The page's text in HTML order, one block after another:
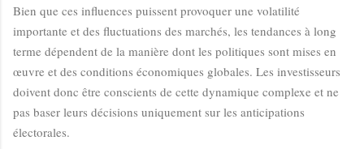
Bien que ces influences puissent provoquer une volatilité
importante et des fluctuations des marchés, les tendances à long
terme dépendent de la manière dont les politiques sont mises en
œuvre et des conditions économiques globales. Les investisseurs
doivent donc être conscients de cette dynamique complexe et ne
pas baser leurs décisions uniquement sur les anticipations
électorales.